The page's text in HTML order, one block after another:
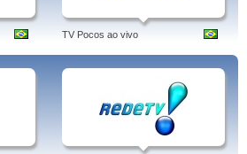
TV Pocos ao vivo